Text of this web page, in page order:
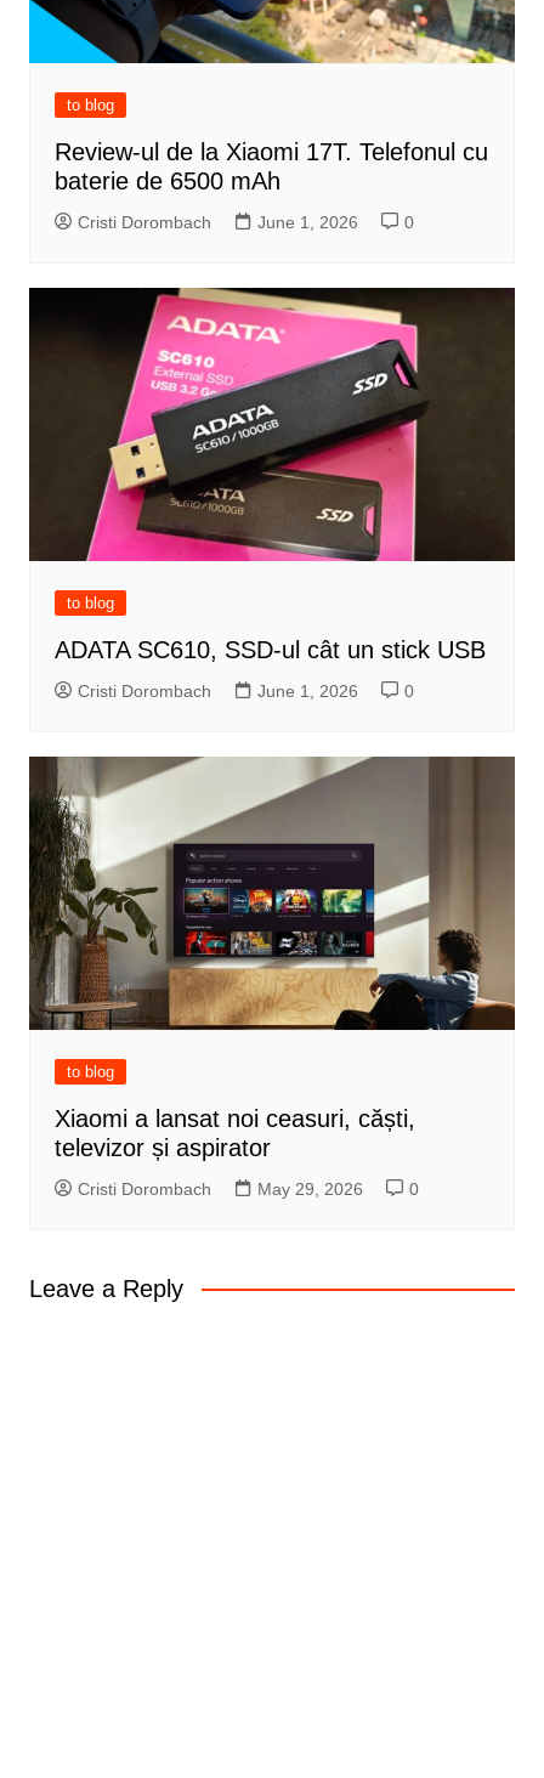
to blog
Review-ul de la Xiaomi 17T. Telefonul cu
baterie de 6500 mAh
Cristi Dorombach June 1, 2026 0
to blog
ADATA SC610, SSD-ul cât un stick USB
Cristi Dorombach June 1, 2026 0
to blog
Xiaomi a lansat noi ceasuri, căști,
televizor și aspirator
Cristi Dorombach May 29, 2026 0
Leave a Reply